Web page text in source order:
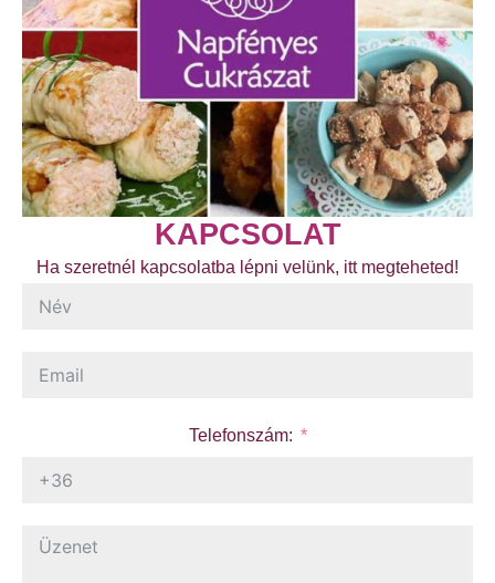
KAPCSOLAT
Ha szeretnél kapcsolatba lépni velünk, itt megteheted!
Telefonszám: